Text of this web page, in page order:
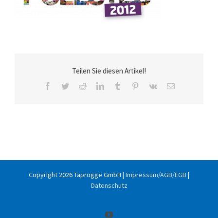
Teilen Sie diesen Artikel!
Facebook
TwitterRedditLinkedInTumblr Pinterest
Vk
E-
Copyright 2026 Taprogge GmbH | Impressum/AGB/EGB |
Datenschutz
YouTube